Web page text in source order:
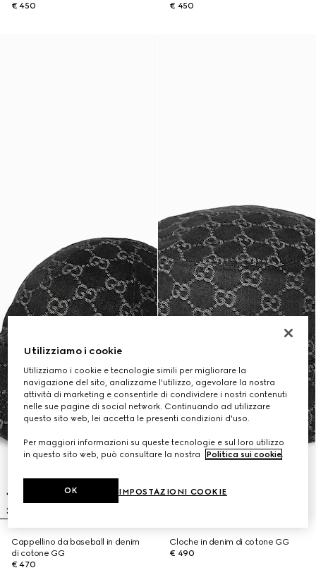
€ 450
€ 450
Cappellino da baseball in denim
di cotone GG
€ 470
Cloche in denim di cotone GG
€ 490
Utilizziamo i cookie
Utilizziamo i cookie e tecnologie simili per migliorare la
navigazione del sito, analizzarne l'utilizzo, agevolare la nostra
attività di marketing e consentirle di condividere i nostri contenuti
nelle sue pagine di social network. Continuando ad utilizzare
questo sito web, lei accetta le presenti condizioni d'uso.
Per maggiori informazioni su queste tecnologie e sul loro utilizzo
in questo sito web, può consultare la nostra
Politica sui cookie.
IMPOSTAZIONI COOKIE
OK